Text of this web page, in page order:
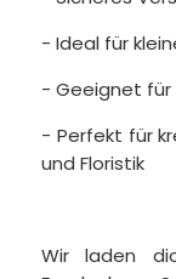
- Ideal für
- Geeignet für
- Perfekt für
und Floristik
Wir laden